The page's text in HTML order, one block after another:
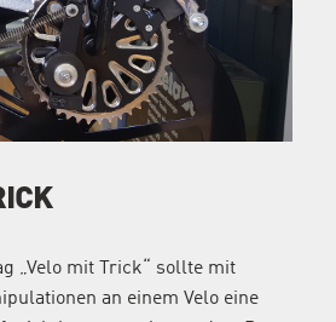
„Velo mit Trick“ sollte mit
an einem Velo eine